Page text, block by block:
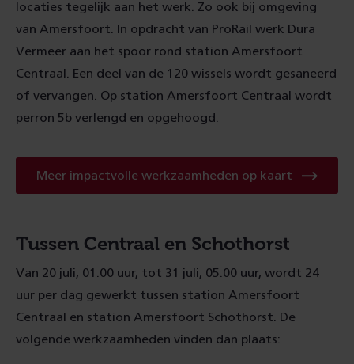
locaties tegelijk aan het werk. Zo ook bij omgeving
van Amersfoort. In opdracht van ProRail werk Dura
Vermeer aan het spoor rond station Amersfoort
Centraal. Een deel van de 120 wissels wordt gesaneerd
of vervangen. Op station Amersfoort Centraal wordt
perron 5b verlengd en opgehoogd.
Meer impactvolle werkzaamheden op kaart
Tussen Centraal en Schothorst
Van 20 juli, 01.00 uur, tot 31 juli, 05.00 uur, wordt 24
uur per dag gewerkt tussen station Amersfoort
Centraal en station Amersfoort Schothorst. De
volgende werkzaamheden vinden dan plaats: